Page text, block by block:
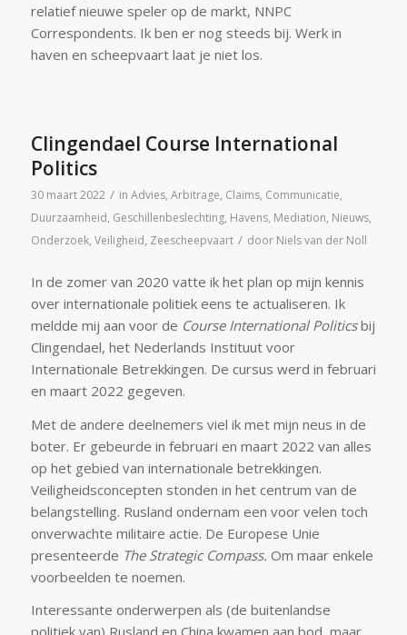
relatief nieuwe speler op de markt, NNPC
Correspondents. Ik ben er nog steeds bij. Werk in
haven en scheepvaart laat je niet los.
Clingendael Course International
Politics
30 maart 2022 / in Advies, Arbitrage, Claims, Communicatie,
Duurzaamheid, Geschillenbeslechting, Havens, Mediation, Nieuws,
Onderzoek, Veiligheid, Zeescheepvaart / door Niels van der Noll
In de zomer van 2020 vatte ik het plan op mijn kennis
over internationale politiek eens te actualiseren. Ik
meldde mij aan voor de Course International Politicsbij
Clingendael, het Nederlands Instituut voor
Internationale Betrekkingen. De cursus werd in februari
en maart 2022 gegeven.
Met de andere deelnemers viel ik met mijn neus in de
boter. Er gebeurde in februari en maart 2022 van alles
op het gebied van internationale betrekkingen.
Veiligheidsconcepten stonden in het centrum van de
belangstelling. Rusland ondernam een voor velen toch
onverwachte militaire actie. De Europese Unie
presenteerde The Strategic Compass. Om maar enkele
voorbeelden te noemen.
Interessante onderwerpen als (de buitenlandse